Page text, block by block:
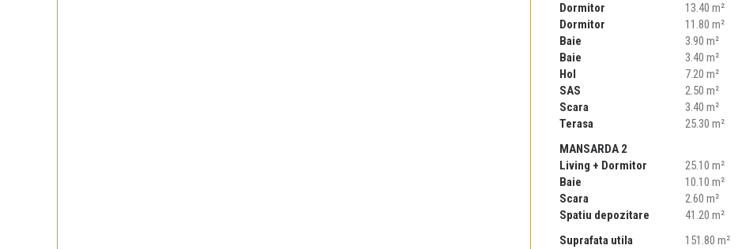
Dormitor
13.40 m²
Dormitor
11.80 m²
Baie
3.90 m²
Baie
3.40 m²
Hol
7.20 m²
SAS
2.50 m²
Scara
3.40 m²
Terasa
25.30 m²
MANSARDA 2
Living + Dormitor
25.10 m²
Baie
10.10 m²
Scara
2.60 m²
Spatiu depozitare
41.20 m²
Suprafata utila
151.80 m²